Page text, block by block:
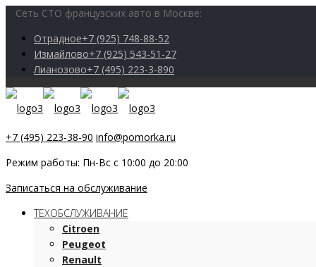
Сеть СТО французских авто в Москве:
Отрадное+7 (925) 748-88-52
Измайлово+7 (925) 543-51-27
Лианозово+7 (495) 223-3-890
+7 (495) 223-38-90 info@pomorka.ru
Режим работы: Пн-Вс с 10:00 до 20:00
Записаться на обслуживание
ТЕХОБСЛУЖИВАНИЕ
Citroen
Peugeot
Renault